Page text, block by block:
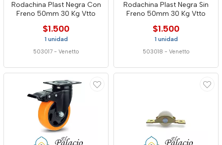
Rodachina Plast Negra Con
Freno 50mm 30 Kg Vtto
$1.500
1 unidad
503017 - Venetto
Rodachina Plast Negra Sin
Freno 50mm 30 Kg Vtto
$1.500
1 unidad
503018 - Venetto